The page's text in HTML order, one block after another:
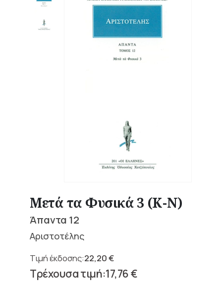
Μετά τα Φυσικά 3 (Κ-Ν)
Άπαντα 12
Αριστοτέλης
22,20€
Original
price 17,76€